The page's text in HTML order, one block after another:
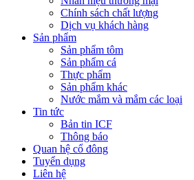
Chính sách chất lượng
Dịch vụ khách hàng
Sản phẩm
Sản phẩm tôm
Sản phẩm cá
Thực phẩm
Sản phẩm khác
Nước mắm và mắm các loại
Tin tức
Bản tin ICF
Thông báo
Quan hệ cổ đông
Tuyển dụng
Liên hệ